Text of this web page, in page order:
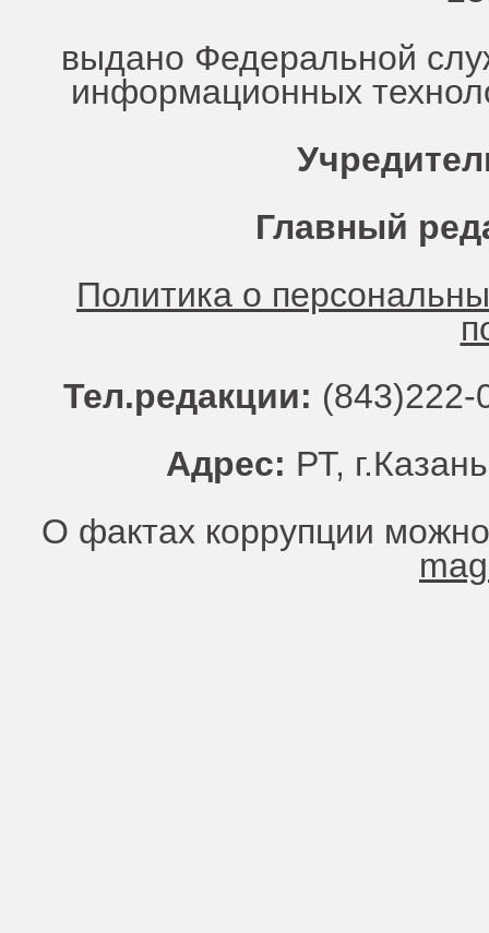
выдано Федеральной
информационных
Главный
Политика о
Тел.редакции:
Адрес: РТ,
О фактах коррупции